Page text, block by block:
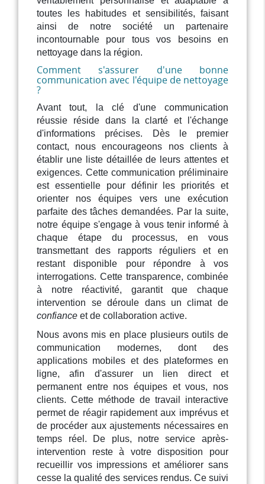
toutes les habitudes et sensibilités, faisant
ainsi de notre société un partenaire
incontournable pour tous vos besoins en
nettoyage dans la région.
Comment s'assurer d'une bonne
communication avec l'équipe de nettoyage
?
Avant tout, la clé d'une communication
réussie réside dans la clarté et l'échange
d'informations précises. Dès le premier
contact, nous encourageons nos clients à
établir une liste détaillée de leurs attentes et
exigences. Cette communication préliminaire
est essentielle pour définir les priorités et
orienter nos équipes vers une exécution
parfaite des tâches demandées. Par la suite,
notre équipe s'engage à vous tenir informé à
chaque étape du processus, en vous
transmettant des rapports réguliers et en
restant disponible pour répondre à vos
interrogations. Cette transparence, combinée
à notre réactivité, garantit que chaque
intervention se déroule dans un climat de
confiance et de collaboration active.
Nous avons mis en place plusieurs outils de
communication modernes, dont des
applications mobiles et des plateformes en
ligne, afin d'assurer un lien direct et
permanent entre nos équipes et vous, nos
clients. Cette méthode de travail interactive
permet de réagir rapidement aux imprévus et
de procéder aux ajustements nécessaires en
temps réel. De plus, notre service après-
intervention reste à votre disposition pour
recueillir vos impressions et améliorer sans
cesse la qualité des services rendus. Ce suivi